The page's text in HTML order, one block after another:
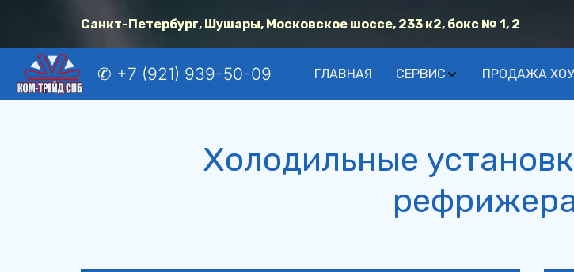
Санкт-Петербург, Шушары, Московское шоссе, 233 к2, бокс № 1, 2
✆ +7 (921) 939-50-09 ГЛАВНАЯ СЕРВИС ПРОДАЖА ХОУ
Холодильные